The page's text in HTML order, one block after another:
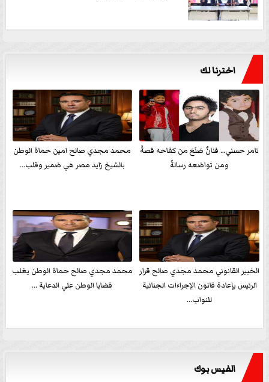
اخترنا لك
تامر حسني… فنانٌ صَنَعَ من كفاحه قصةً
ومن تواضعه رسالةً
محمد مجدي صالح امين حماة الوطن
بالشيخ زايد مصر هي ضمير وقلب...
الخبير القانوني محمد مجدي صالح قرار
الرئيس بإعادة قانون الإجراءات الجنائية
للنواب...
محمد مجدي صالح حماة الوطن يغلب
قضايا الوطن علي الدعاية ...
الفيس بوك